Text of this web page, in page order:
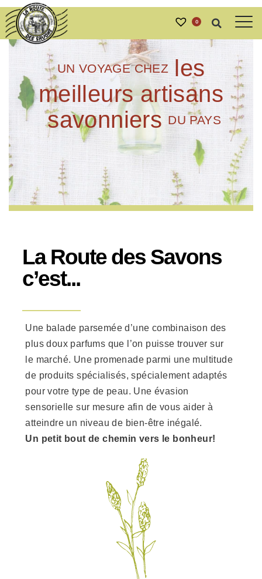
0
UN VOYAGE CHEZ les
meilleurs artisans
savonniers DU PAYS
La Route des Savons
c’est...
Une balade parsemée d’une combinaison des
plus doux parfums que l’on puisse trouver sur
le marché. Une promenade parmi une multitude
de produits spécialisés, spécialement adaptés
pour votre type de peau. Une évasion
sensorielle sur mesure afin de vous aider à
atteindre un niveau de bien-être inégalé.
Un petit bout de chemin vers le bonheur!